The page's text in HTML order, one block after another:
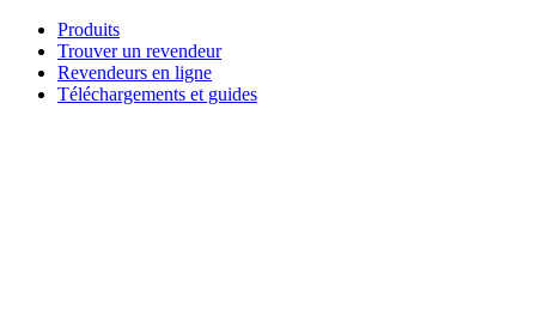
Aller
contenu
Produits
Trouver un revendeur
Revendeurs en ligne
Téléchargements et guides